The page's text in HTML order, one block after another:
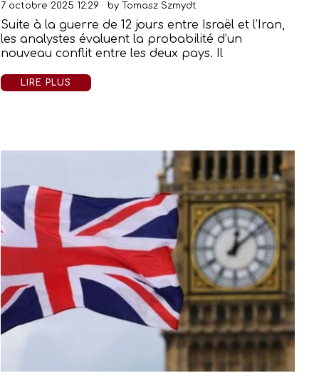
7 octobre 2025 12:29 by Tomasz Szmydt
Suite à la guerre de 12 jours entre Israël et l’Iran,
les analystes évaluent la probabilité d’un
nouveau conflit entre les deux pays. Il
LIRE PLUS